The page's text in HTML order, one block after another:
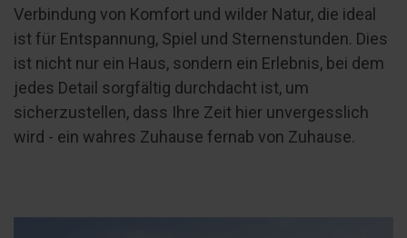
Verbindung von Komfort und wilder Natur, die ideal
ist für Entspannung, Spiel und Sternenstunden. Dies
ist nicht nur ein Haus, sondern ein Erlebnis, bei dem
jedes Detail sorgfältig durchdacht ist, um
sicherzustellen, dass Ihre Zeit hier unvergesslich
wird - ein wahres Zuhause fernab von Zuhause.